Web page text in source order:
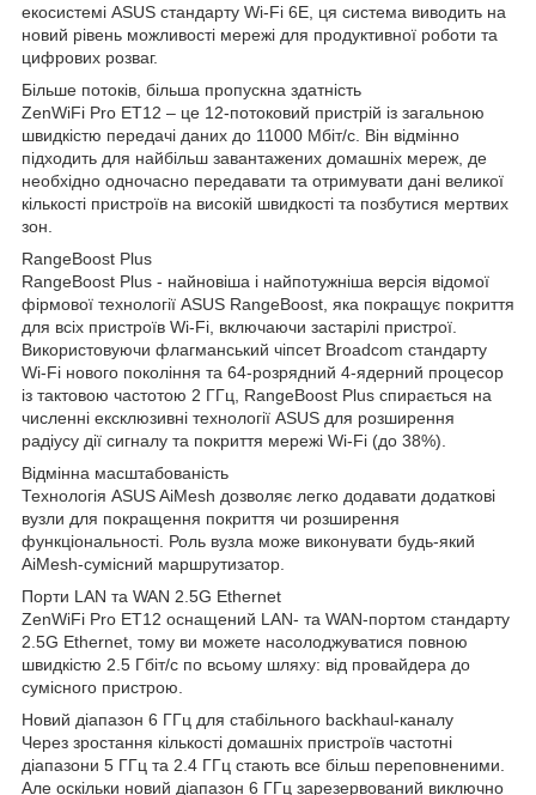
екосистемі ASUS стандарту Wi-Fi 6E, ця система виводить на
новий рівень можливості мережі для продуктивної роботи та
цифрових розваг.
Більше потоків, більша пропускна здатність
ZenWiFi Pro ET12 – це 12-потоковий пристрій із загальною
швидкістю передачі даних до 11000 Мбіт/с. Він відмінно
підходить для найбільш завантажених домашніх мереж, де
необхідно одночасно передавати та отримувати дані великої
кількості пристроїв на високій швидкості та позбутися мертвих
зон.
RangeBoost Plus
RangeBoost Plus - найновіша і найпотужніша версія відомої
фірмової технології ASUS RangeBoost, яка покращує покриття
для всіх пристроїв Wi-Fi, включаючи застарілі пристрої.
Використовуючи флагманський чіпсет Broadcom стандарту
Wi-Fi нового покоління та 64-розрядний 4-ядерний процесор
із тактовою частотою 2 ГГц, RangeBoost Plus спирається на
численні ексклюзивні технології ASUS для розширення
радіусу дії сигналу та покриття мережі Wi-Fi (до 38%).
Відмінна масштабованість
Технологія ASUS AiMesh дозволяє легко додавати додаткові
вузли для покращення покриття чи розширення
функціональності. Роль вузла може виконувати будь-який
AiMesh-сумісний маршрутизатор.
Порти LAN та WAN 2.5G Ethernet
ZenWiFi Pro ET12 оснащений LAN- та WAN-портом стандарту
2.5G Ethernet, тому ви можете насолоджуватися повною
швидкістю 2.5 Гбіт/с по всьому шляху: від провайдера до
сумісного пристрою.
Новий діапазон 6 ГГц для стабільного backhaul-каналу
Через зростання кількості домашніх пристроїв частотні
діапазони 5 ГГц та 2.4 ГГц стають все більш переповненими.
Але оскільки новий діапазон 6 ГГц зарезервований виключно